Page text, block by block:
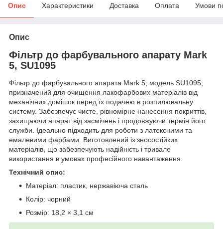
Опис Характеристики Доставка Оплата Умови
Опис
Фільтр до фарбувального апарату Mark
5, SU1095
Фільтр до фарбувального апарата Mark 5, модель SU1095,
призначений для очищення лакофарбових матеріалів від
механічних домішок перед їх подачею в розпилювальну
систему. Забезпечує чисте, рівномірне нанесення покриттів,
захищаючи апарат від засмічень і продовжуючи термін його
служби. Ідеально підходить для роботи з латексними та
емалевими фарбами. Виготовлений із зносостійких
матеріалів, що забезпечують надійність і тривале
використання в умовах професійного навантаження.
Технічний опис:
Матеріал: пластик, нержавіюча сталь
Колір: чорний
Розмір: 18,2 × 3,1 см